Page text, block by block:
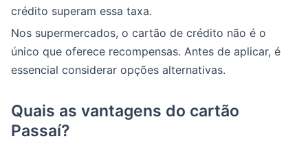
crédito superam essa taxa.
Nos supermercados, o cartão de crédito não é o
único que oferece recompensas. Antes de aplicar, é
essencial considerar opções alternativas.
Quais as vantagens do cartão
Passaí?